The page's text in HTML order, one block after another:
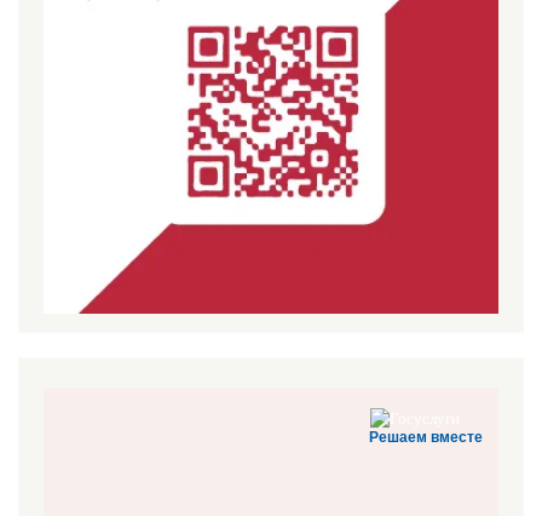
Решаем вместе